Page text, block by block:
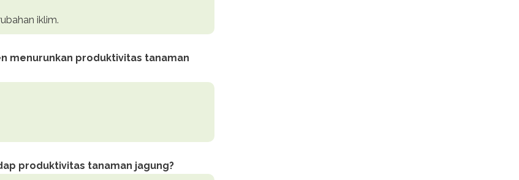
iklim.
menurunkan produktivitas tanaman
produktivitas tanaman jagung?